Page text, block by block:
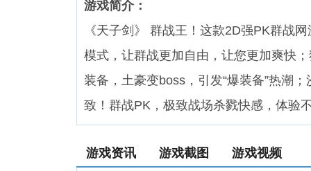
游戏简介：
《天子剑》 群战王！这款2D强PK群战
模式，让群战更加自由，让您更加爽快
装备，土豪变boss，引发“爆装备”热潮
致！群战PK，极致战场杀戮快感，体验
游戏资讯 游戏截图 游戏视频